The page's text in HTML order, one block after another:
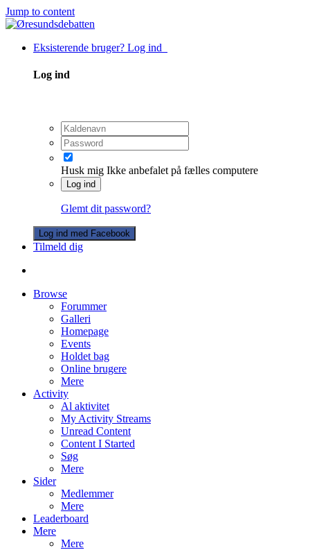
Jump to content
Eksisterende bruger? Log ind
Log ind
Husk mig Ikke anbefalet på fælles computere
Log ind
Glemt dit password?
Log ind med Facebook
Tilmeld dig
Browse
Forummer
Galleri
Homepage
Events
Holdet bag
Online brugere
Mere
Activity
Al aktivitet
My Activity Streams
Unread Content
Content I Started
Søg
Mere
Sider
Medlemmer
Mere
Leaderboard
Mere
Mere